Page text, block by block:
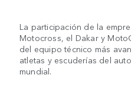
La participación de la
Motocross, el Dakar y
del equipo técnico más
atletas y escuderías del
mundial.